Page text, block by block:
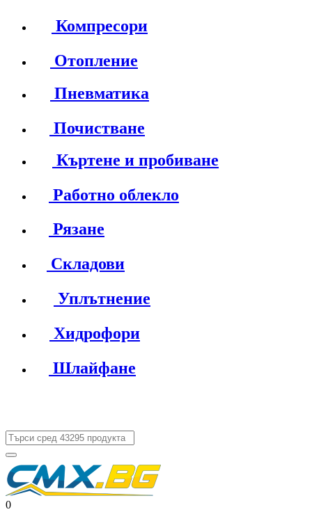
Компресори
Отопление
Пневматика
Почистване
Къртене и пробиване
Работно облекло
Рязане
Складови
Уплътнение
Хидрофори
Шлайфане
0